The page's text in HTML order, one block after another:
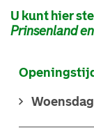
U kunt hier
Prinsenland